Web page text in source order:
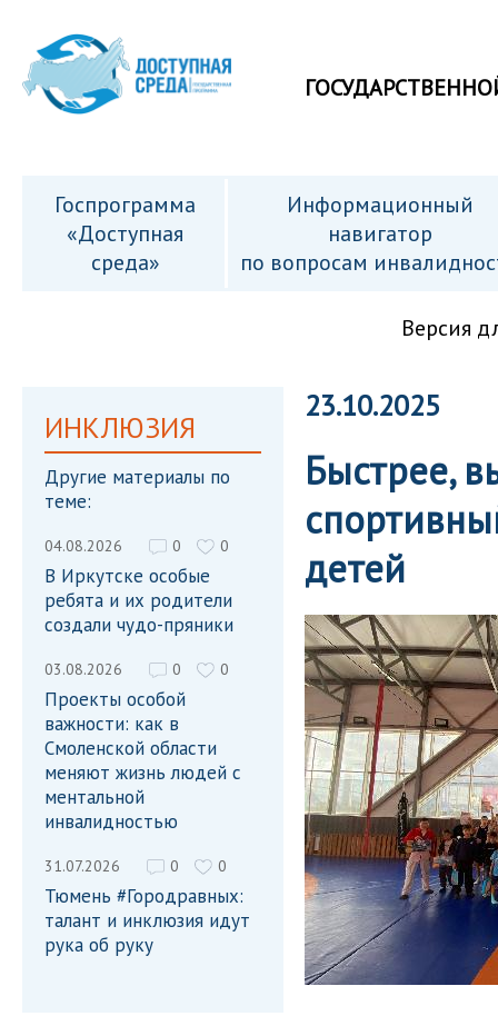
Госпрограмма
«Доступная
среда»
Информационный
навигатор
по вопросам
Версия
ИНКЛЮЗИЯ
Другие материалы по
теме:
04.08.2026 0 0
В Иркутске особые
ребята и их родители
создали чудо-пряники
03.08.2026 0 0
Проекты особой
важности: как в
Смоленской области
меняют жизнь людей с
ментальной
инвалидностью
31.07.2026 0 0
Тюмень #Городравных:
талант и инклюзия идут
рука об руку
23.10.2025
Быстрее,
детей